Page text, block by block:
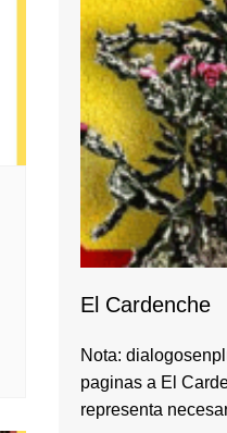
El Cardenche
Nota:
paginas a El
representa